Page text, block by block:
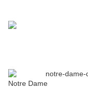
Notre Dame